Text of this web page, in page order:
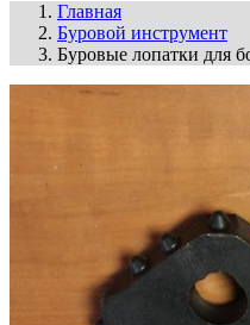
Главная
Буровой инструмент
Буровые лопатки для